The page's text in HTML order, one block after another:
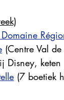
(Centre Val de
Disney,
(7 boetiek